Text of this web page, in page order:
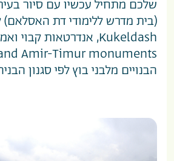
שלכם מתחיל עכשיו עם סיור
(בית מדרש ללימודי דת
הבנויים מלבני בוץ לפי סגנון